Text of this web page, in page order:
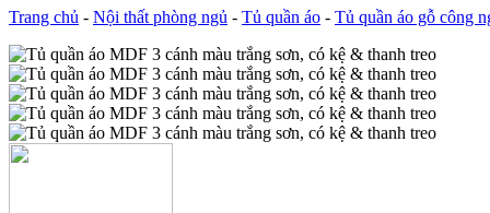
Trang chủ - Nội thất phòng ngủ - Tủ quần áo - Tủ quần áo gỗ công